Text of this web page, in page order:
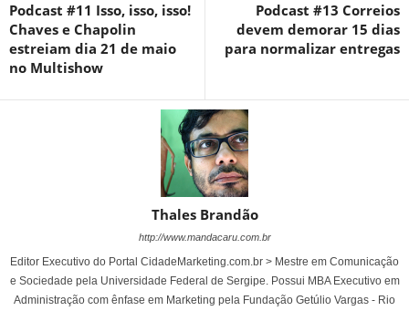
Podcast #11 Isso, isso, isso!
Chaves e Chapolin
estreiam dia 21 de maio
no Multishow
Podcast #13 Correios
devem demorar 15 dias
para normalizar entregas
Thales Brandão
http://www.mandacaru.com.br
Editor Executivo do Portal CidadeMarketing.com.br > Mestre em Comunicação
e Sociedade pela Universidade Federal de Sergipe. Possui MBA Executivo em
Administração com ênfase em Marketing pela Fundação Getúlio Vargas - Rio